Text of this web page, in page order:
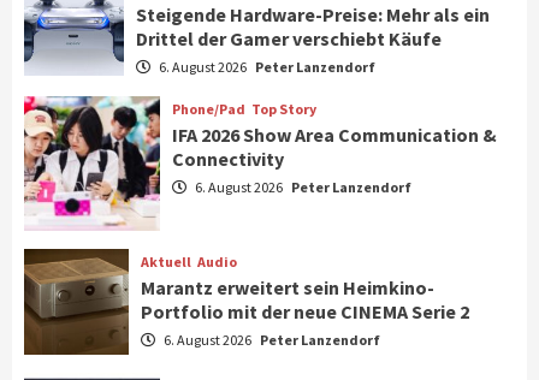
7
Smart Living Top Story
Verbraucher setzen immer mehr auf
1
Aktuell Gaming
Steigende Hardware-Preise: Mehr als ein
Drittel der Gamer verschiebt Käufe
2
Phone/Pad Top Story
IFA 2026 Show Area Communication &
Steigende Hardware-Preise: Mehr als ein
Drittel der Gamer verschiebt Käufe
6. August 2026 Peter Lanzendorf
Phone/Pad Top Story
IFA 2026 Show Area Communication &
Connectivity
6. August 2026 Peter Lanzendorf
Aktuell Audio
Marantz erweitert sein Heimkino-
Portfolio mit der neue CINEMA Serie 2
6. August 2026 Peter Lanzendorf